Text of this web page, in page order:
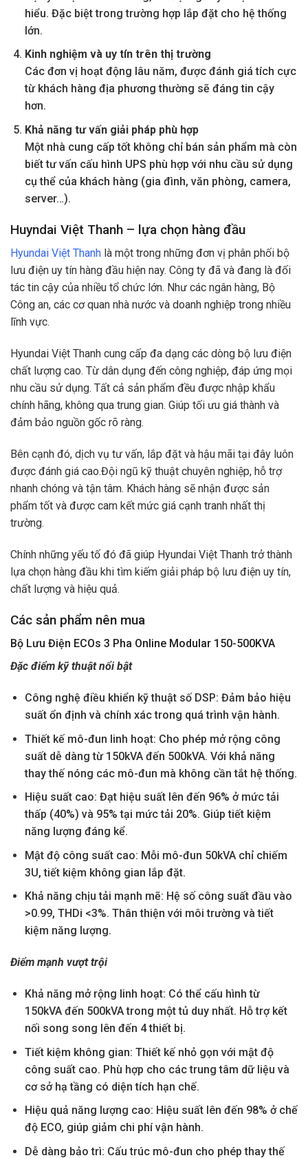
hiểu. Đặc biệt trong trường hợp lắp đặt cho hệ thống
lớn.
Kinh nghiệm và uy tín trên thị trường
Các đơn vị hoạt động lâu năm, được đánh giá tích cực
từ khách hàng địa phương thường sẽ đáng tin cậy
hơn.
Khả năng tư vấn giải pháp phù hợp
Một nhà cung cấp tốt không chỉ bán sản phẩm mà còn
biết tư vấn cấu hình UPS phù hợp với nhu cầu sử dụng
cụ thể của khách hàng (gia đình, văn phòng, camera,
server…).
Huyndai Việt Thanh – lựa chọn hàng đầu
Hyundai Việt Thanh là một trong những đơn vị phân phối bộ
lưu điện uy tín hàng đầu hiện nay. Công ty đã và đang là đối
tác tin cậy của nhiều tổ chức lớn. Như các ngân hàng, Bộ
Công an, các cơ quan nhà nước và doanh nghiệp trong nhiều
lĩnh vực.
Hyundai Việt Thanh cung cấp đa dạng các dòng bộ lưu điện
chất lượng cao. Từ dân dụng đến công nghiệp, đáp ứng mọi
nhu cầu sử dụng. Tất cả sản phẩm đều được nhập khẩu
chính hãng, không qua trung gian. Giúp tối ưu giá thành và
đảm bảo nguồn gốc rõ ràng.
Bên cạnh đó, dịch vụ tư vấn, lắp đặt và hậu mãi tại đây luôn
được đánh giá cao.Đội ngũ kỹ thuật chuyên nghiệp, hỗ trợ
nhanh chóng và tận tâm. Khách hàng sẽ nhận được sản
phẩm tốt và được cam kết mức giá cạnh tranh nhất thị
trường.
Chính những yếu tố đó đã giúp Hyundai Việt Thanh trở thành
lựa chọn hàng đầu khi tìm kiếm giải pháp bộ lưu điện uy tín,
chất lượng và hiệu quả.
Các sản phẩm nên mua
Bộ Lưu Điện ECOs 3 Pha Online Modular 150-500KVA
Đặc điểm kỹ thuật nổi bật
Công nghệ điều khiển kỹ thuật số DSP: Đảm bảo hiệu
suất ổn định và chính xác trong quá trình vận hành.
Thiết kế mô-đun linh hoạt: Cho phép mở rộng công
suất dễ dàng từ 150kVA đến 500kVA. Với khả năng
thay thế nóng các mô-đun mà không cần tắt hệ thống.
Hiệu suất cao: Đạt hiệu suất lên đến 96% ở mức tải
thấp (40%) và 95% tại mức tải 20%. Giúp tiết kiệm
năng lượng đáng kể.
Mật độ công suất cao: Mỗi mô-đun 50kVA chỉ chiếm
3U, tiết kiệm không gian lắp đặt.
Khả năng chịu tải mạnh mẽ: Hệ số công suất đầu vào
>0.99, THDi <3%. Thân thiện với môi trường và tiết
kiệm năng lượng.
Điểm mạnh vượt trội
Khả năng mở rộng linh hoạt: Có thể cấu hình từ
150kVA đến 500kVA trong một tủ duy nhất. Hỗ trợ kết
nối song song lên đến 4 thiết bị.
Tiết kiệm không gian: Thiết kế nhỏ gọn với mật độ
công suất cao. Phù hợp cho các trung tâm dữ liệu và
cơ sở hạ tầng có diện tích hạn chế.
Hiệu quả năng lượng cao: Hiệu suất lên đến 98% ở chế
độ ECO, giúp giảm chi phí vận hành.
Dễ dàng bảo trì: Cấu trúc mô-đun cho phép thay thế